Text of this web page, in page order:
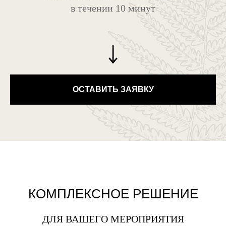
в течении 10 минут
ОСТАВИТЬ ЗАЯВКУ
КОМПЛЕКСНОЕ РЕШЕНИЕ
ДЛЯ ВАШЕГО МЕРОПРИЯТИЯ